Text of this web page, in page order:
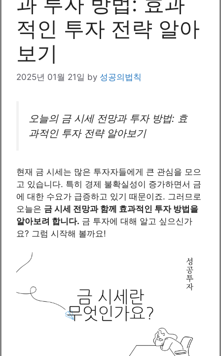
적인 투자 전략 알아
보기
2025년 01월 21일 by 성공의법칙
오늘의 금 시세 전망과 투자 방법: 효
과적인 투자 전략 알아보기
현재 금 시세는 많은 투자자들에게 큰 관심을 모으
고 있습니다. 특히 경제 불확실성이 증가하면서 금
에 대한 수요가 급증하고 있기 때문이죠. 그러므로
오늘은 금 시세 전망과 함께 효과적인 투자 방법을
알아보려 합니다. 금 투자에 대해 알고 싶으신가
요? 그럼 시작해 볼까요!